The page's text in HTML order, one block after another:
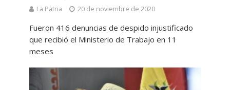
La Patria 20 de noviembre de 2020
Fueron 416 denuncias de despido injustificado
que recibió el Ministerio de Trabajo en 11
meses